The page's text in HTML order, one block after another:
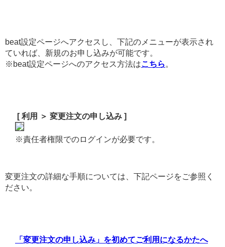
beat設定ページへアクセスし、下記のメニューが表示され
ていれば、新規のお申し込みが可能です。
※beat設定ページへのアクセス方法はこちら 。
[ 利用 ＞ 変更注文の申し込み ]
※責任者権限でのログインが必要です。
変更注文の詳細な手順については、下記ページをご参照く
ださい。
「変更注文の申し込み」を初めてご利用になるかたへ